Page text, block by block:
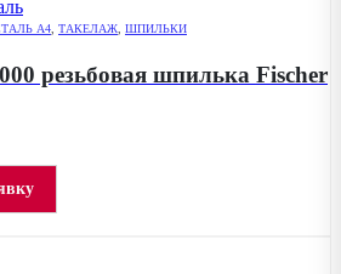
А4 ТАКЕЛАЖ ШПИЛЬКИ
резьбовая шпилька Fischer